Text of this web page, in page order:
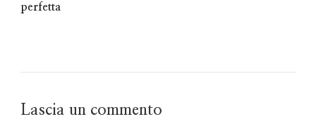
perfetta
Lascia un commento